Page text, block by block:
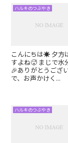
ハルキのつぶやき
こんにちは☀️ 夕方
すよね🥵 まじで
🎉ありがとうござ
で、お声かけく...
ハルキのつぶやき